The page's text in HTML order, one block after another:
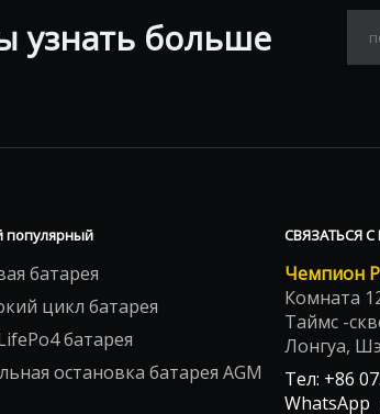
узнать больше
популярный
батарея
цикл батарея
батарея
остановка батарея AGM
СВЯЗАТЬСЯ
Чемпион
Комната
Таймс -
Лонгуа,
Тел: +86
WhatsApp